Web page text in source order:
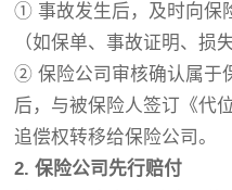
① 事故发生后，及时向保
（如保单、事故证明、损
② 保险公司审核确认属于
后，与被保险人签订《代
追偿权转移给保险公司。
2. 保险公司先行赔付